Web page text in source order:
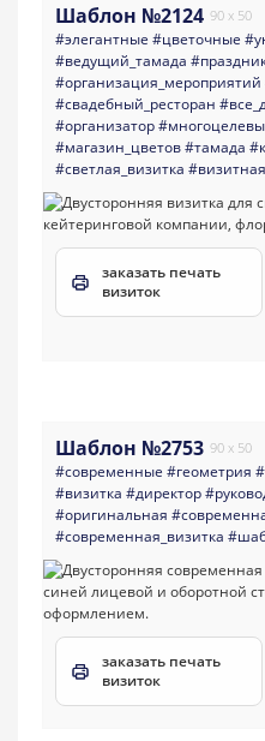
Шаблон №2124 90 x 50
#элегантные #цветочные
#ведущий_тамада
#организация_мероприятий
#свадебный_ресторан
#организатор
#магазин_цветов#тамада
#светлая_визитка
заказать печать
визиток
Шаблон №2753 90 x 50
#современные #геометрия
#визитка #директор
#оригинальная
#современная_визитка
заказать печать
визиток